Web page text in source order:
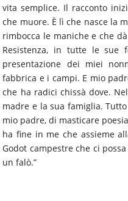
vita semplice. Il racconto
che muore. È lì che nasce la
rimbocca le maniche e che
Resistenza, in tutte le sue
presentazione dei miei
fabbrica e i campi. E mio
che ha radici chissà dove.
madre e la sua famiglia.
mio padre, di masticare
ha fine in me che assieme
Godot campestre che ci
un falò.”